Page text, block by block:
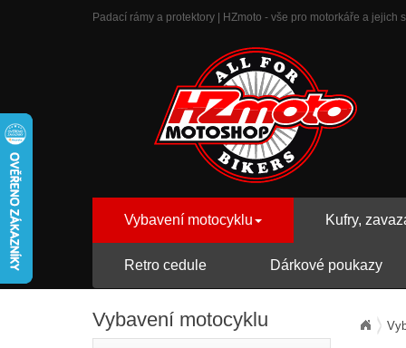
Padací rámy a protektory | HZmoto - vše pro motorkáře a jejich
Vybavení motocyklu Kufry,
Retro cedule Dárkové poukazy
Vybavení motocyklu